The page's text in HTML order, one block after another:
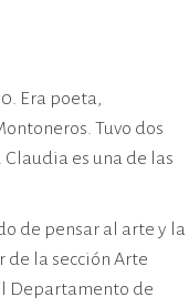
Era poeta,
Tuvo dos
es una de las
de pensar al arte y la
de la sección Arte
Departamento de